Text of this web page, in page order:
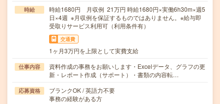
時給
時給1680円 月収例 21万円 時給1680円×実働6h30m×週5
日×4週 ※月収例を保証するものではありません。※給与即
受取りサービス利用可（利用条件有）
交通費
1ヶ月3万円を上限として実費支給
仕事内容
資料作成の事務をお願いします・Excelデータ、グラフの更
新・レポート作成（サポート）・書類の内容転…
応募資格
ブランクOK / 英語力不要
事務の経験がある方